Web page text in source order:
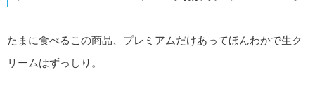
たまに食べるこの商品、プレミアムだけあってほんわかで生ク
リームはずっしり。